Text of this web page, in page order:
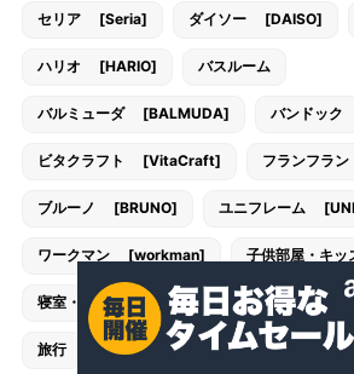
セリア [Seria] ダイソー [DAISO]
ハリオ [HARIO] バスルーム
バルミューダ [BALMUDA] バンドッ
ビタクラフト [VitaCraft] フランフラ
ブルーノ [BRUNO] ユニフレーム
ワークマン [workman] 子供部屋・キッ
寝室・ベッドルーム 庭・テラス 押入
旅行 書斎 玄関・エントランス